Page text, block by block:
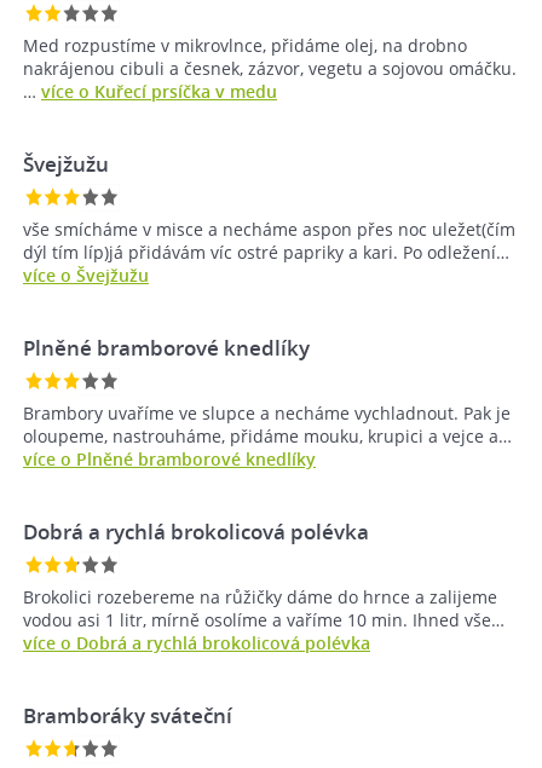
Med rozpustíme v mikrovlnce, přidáme olej, na drobno
nakrájenou cibuli a česnek, zázvor, vegetu a sojovou omáčku.
… více o Kuřecí prsíčka v medu
Švejžužu
vše smícháme v misce a necháme aspon přes noc uležet(čím
dýl tím líp)já přidávám víc ostré papriky a kari. Po odležení…
více o Švejžužu
Plněné bramborové knedlíky
Brambory uvaříme ve slupce a necháme vychladnout. Pak je
oloupeme, nastrouháme, přidáme mouku, krupici a vejce a…
více o Plněné bramborové knedlíky
Dobrá a rychlá brokolicová polévka
Brokolici rozebereme na růžičky dáme do hrnce a zalijeme
vodou asi 1 litr, mírně osolíme a vaříme 10 min. Ihned vše…
více o Dobrá a rychlá brokolicová polévka
Bramboráky sváteční